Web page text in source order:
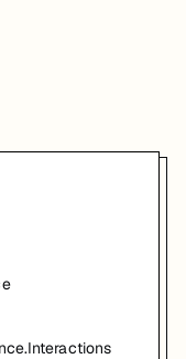
to GLMs and binary.